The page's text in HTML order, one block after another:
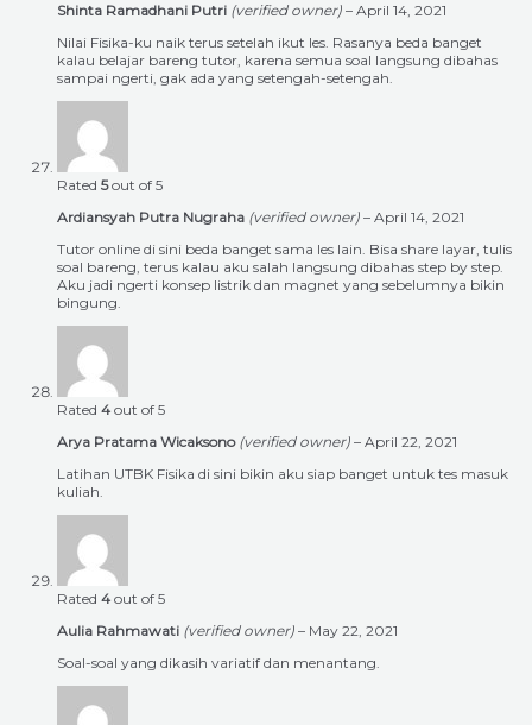
Shinta Ramadhani Putri (verified owner) – April 14, 2021
Nilai Fisika-ku naik terus setelah ikut les. Rasanya beda banget
kalau belajar bareng tutor, karena semua soal langsung dibahas
sampai ngerti, gak ada yang setengah-setengah.
Rated 5out of 5
Ardiansyah Putra Nugraha (verified owner) – April 14, 2021
Tutor online di sini beda banget sama les lain. Bisa share layar, tulis
soal bareng, terus kalau aku salah langsung dibahas step by step.
Aku jadi ngerti konsep listrik dan magnet yang sebelumnya bikin
bingung.
Rated 4 out of 5
Arya Pratama Wicaksono (verified owner) – April 22, 2021
Latihan UTBK Fisika di sini bikin aku siap banget untuk tes masuk
kuliah.
Rated 4 out of 5
Aulia Rahmawati (verified owner) – May 22, 2021
Soal-soal yang dikasih variatif dan menantang.